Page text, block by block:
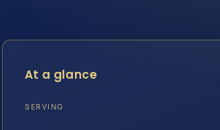
At a glance
SERVING